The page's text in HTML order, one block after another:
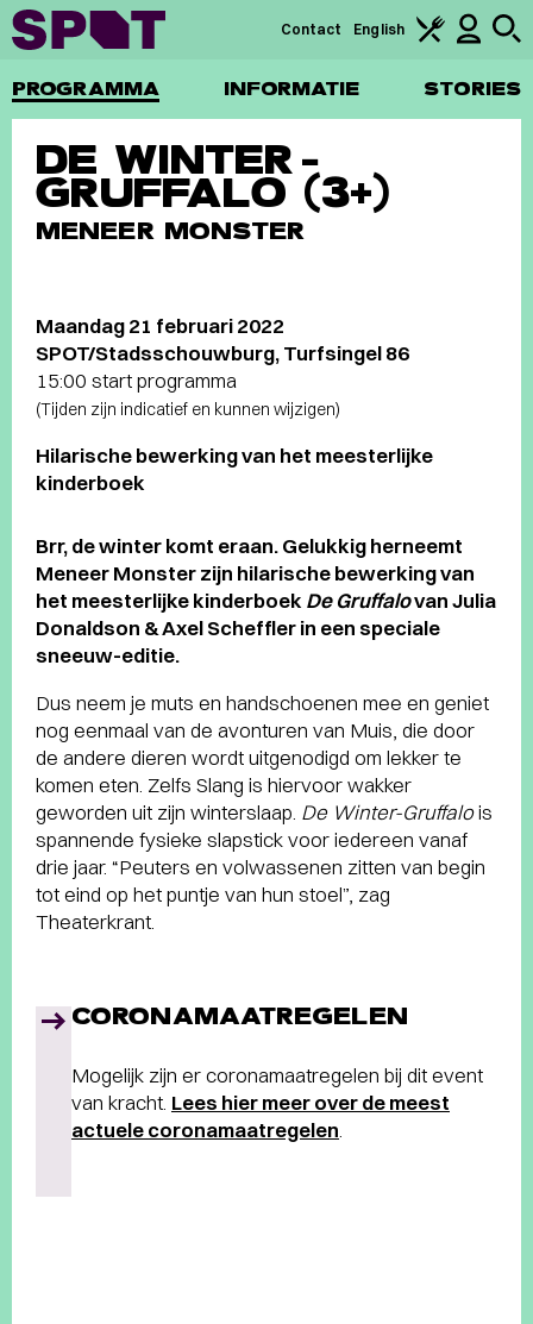
PROGRAMMA INFORMATIE STORIES
Contact English
DE WINTER-
GRUFFALO (3+)
MENEER MONSTER
Maandag 21 februari 2022
SPOT/Stadsschouwburg, Turfsingel 86
15:00 start programma
(Tijden zijn indicatief en kunnen wijzigen)
Hilarische bewerking van het meesterlijke
kinderboek
Brr, de winter komt eraan. Gelukkig herneemt
Meneer Monster zijn hilarische bewerking van
het meesterlijke kinderboek De Gruffalovan Julia
Donaldson & Axel Scheffler in een speciale
sneeuw-editie.
Dus neem je muts en handschoenen mee en geniet
nog eenmaal van de avonturen van Muis, die door
de andere dieren wordt uitgenodigd om lekker te
komen eten. Zelfs Slang is hiervoor wakker
geworden uit zijn winterslaap. De Winter-Gruffalois
spannende fysieke slapstick voor iedereen vanaf
drie jaar. “Peuters en volwassenen zitten van begin
tot eind op het puntje van hun stoel”, zag
Theaterkrant.
CORONAMAATREGELEN
Mogelijk zijn er coronamaatregelen bij dit event
van kracht. Lees hier meer over de meest
actuele coronamaatregelen